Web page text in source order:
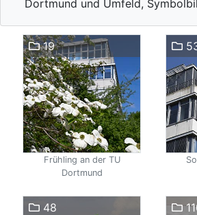
Dortmund und Umfeld,
19
Frühling an der TU
Dortmund
48